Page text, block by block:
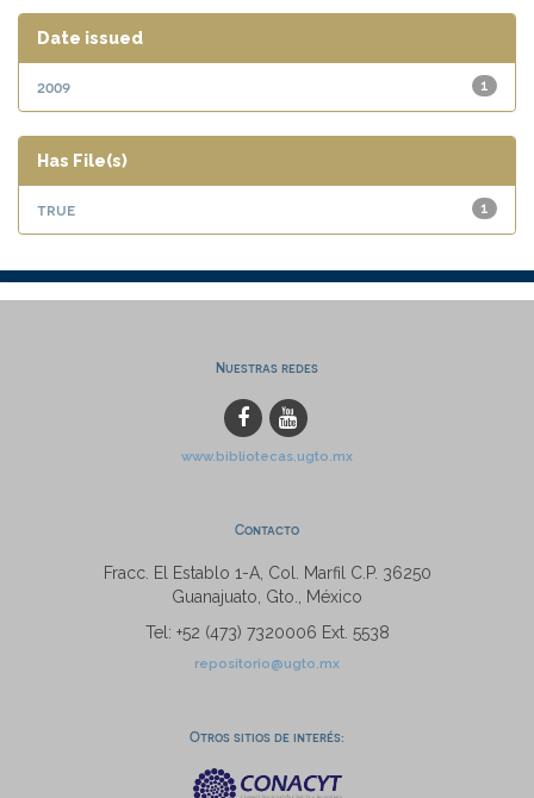
Date issued
1
2009
Has File(s)
1
true
Nuestras redes
www.bibliotecas.ugto.mx
Contacto
Fracc. El Establo 1-A, Col. Marfil C.P. 36250
Guanajuato, Gto., México
Tel: +52 (473) 7320006 Ext. 5538
repositorio@ugto.mx
Otros sitios de interés: